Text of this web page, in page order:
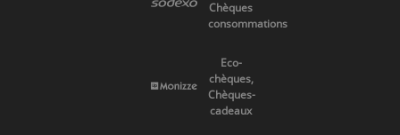
Chèques
consommations
Eco-
chèques,
Chèques-
cadeaux